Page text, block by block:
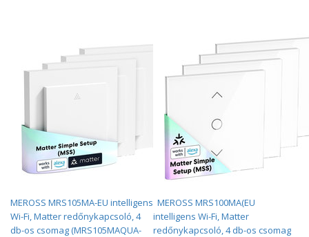
MEROSS MRS105MA-EU intelligens
Wi-Fi, Matter redőnykapcsoló, 4
db-os csomag (MRS105MAQUA-
MEROSS MRS100MA(EU
intelligens Wi-Fi, Matter
redőnykapcsoló, 4 db-os csomag